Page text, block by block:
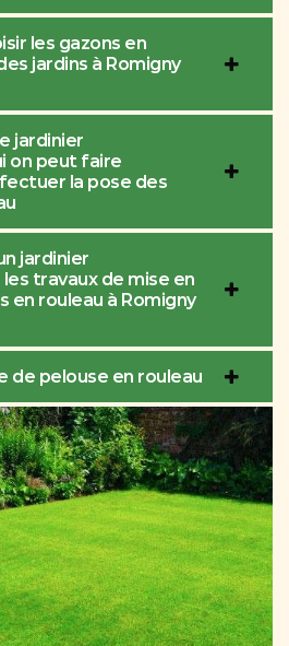
les gazons en
jardins à Romigny
jardinier
on peut faire
la pose des
jardinier
travaux de mise en
en rouleau à Romigny
de pelouse en rouleau